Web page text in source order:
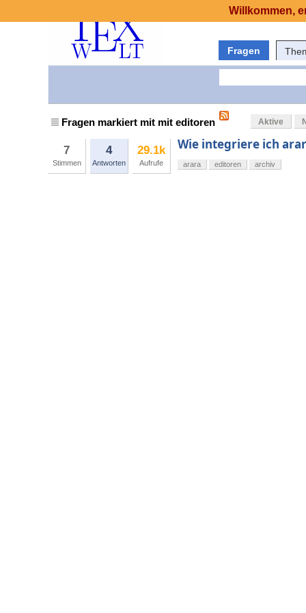
Fragen
Fragen markiert mit mit editoren Aktive
7
Stimmen
4
Antworten
29.1k
Aufrufe
Wie integriere ich
arara editoren archiv
Willkommen,